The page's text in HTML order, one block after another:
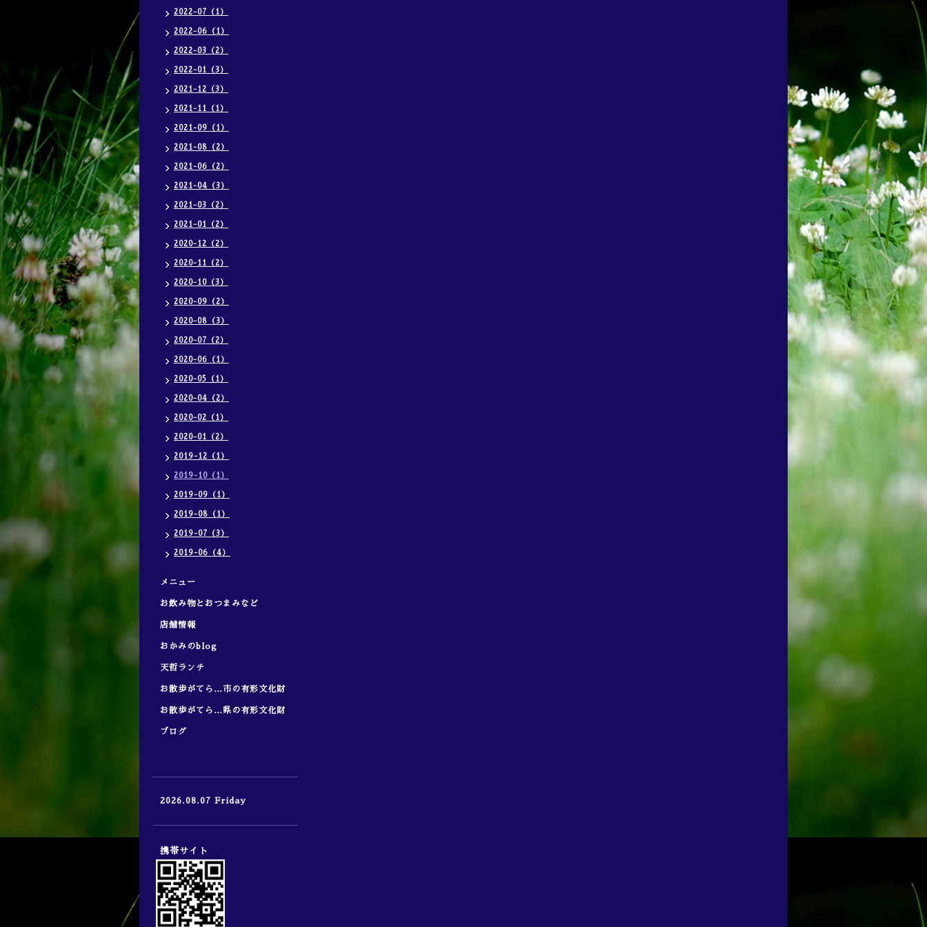
2022-07（1）
2022-06（1）
2022-03（2）
2022-01（3）
2021-12（3）
2021-11（1）
2021-09（1）
2021-08（2）
2021-06（2）
2021-04（3）
2021-03（2）
2021-01（2）
2020-12（2）
2020-11（2）
2020-10（3）
2020-09（2）
2020-08（3）
2020-07（2）
2020-06（1）
2020-05（1）
2020-04（2）
2020-02（1）
2020-01（2）
2019-12（1）
2019-10（1）
2019-09（1）
2019-08（1）
2019-07（3）
2019-06（4）
メニュー
お飲み物とおつまみなど
店舗情報
おかみのblog
天哲ランチ
お散歩がてら…市の有形文化財
お散歩がてら…県の有形文化財
ブログ
2026.08.07 Friday
携帯サイト